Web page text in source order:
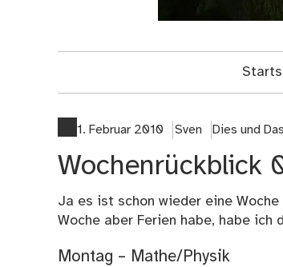
1. Februar 2010 Sven Dies und Das
Wochenrückblick
Ja es ist schon wieder eine
Woche aber Ferien habe, habe
Montag – Mathe/Physik